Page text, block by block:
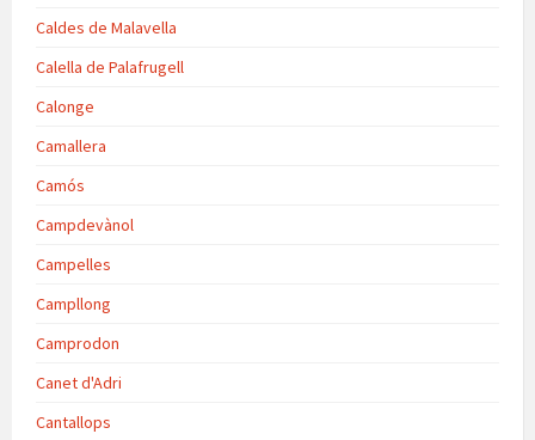
Caldes de Malavella
Calella de Palafrugell
Calonge
Camallera
Camós
Campdevànol
Campelles
Campllong
Camprodon
Canet d'Adri
Cantallops